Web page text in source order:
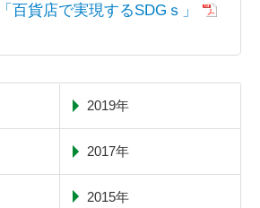
百貨店で実現するSDGｓ」
2019年
2017年
2015年